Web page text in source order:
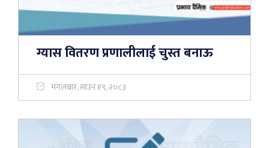
ग्यास वितरण प्रणालीलाई चुस्त बनाऊ
मंगलबार, साउन १९, २०८३